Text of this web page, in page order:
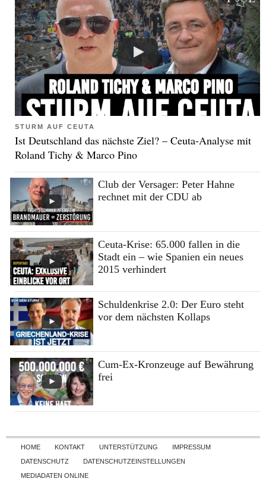
STURM AUF CEUTA
Ist Deutschland das nächste Ziel? – Ceuta-Analyse mit
Roland Tichy & Marco Pino
Club der Versager: Peter Hahne
rechnet mit der CDU ab
Ceuta-Krise: 65.000 fallen in die
Stadt ein – wie Spanien ein neues
2015 verhindert
Schuldenkrise 2.0: Der Euro steht
vor dem nächsten Kollaps
Cum-Ex-Kronzeuge auf Bewährung
frei
Skip to content
HOME KONTAKT UNTERSTÜTZUNG
IMPRESSUM
DATENSCHUTZ
DATENSCHUTZEINSTELLUNGEN
MEDIADATEN ONLINE